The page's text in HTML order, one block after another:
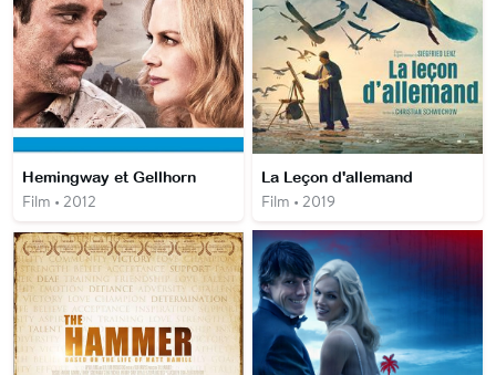
Hemingway et Gellhorn
Film • 2012
La Leçon d'allemand
Film • 2019